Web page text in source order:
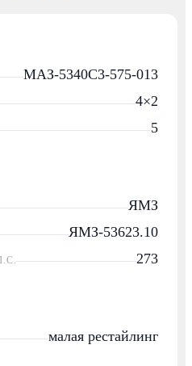
МАЗ-5340С3-575-013
4×2
5
ЯМЗ
ЯМЗ-53623.10
273
малая рестайлинг